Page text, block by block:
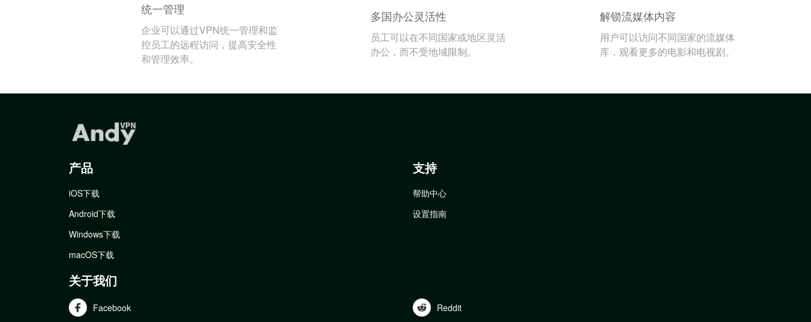
统一管理
企业可以通过VPN统一管理和监
控员工的远程访问，提高安全性
和管理效率。
多国办公灵活性
员工可以在不同国家或地区灵活
办公，而不受地域限制。
解锁流媒体内容
用户可以访问不同国家的流媒体
库，观看更多的电影和电视剧。
产品
iOS下载
Android下载
Windows下载
macOS下载
支持
帮助中心
设置指南
关于我们
Facebook Reddit